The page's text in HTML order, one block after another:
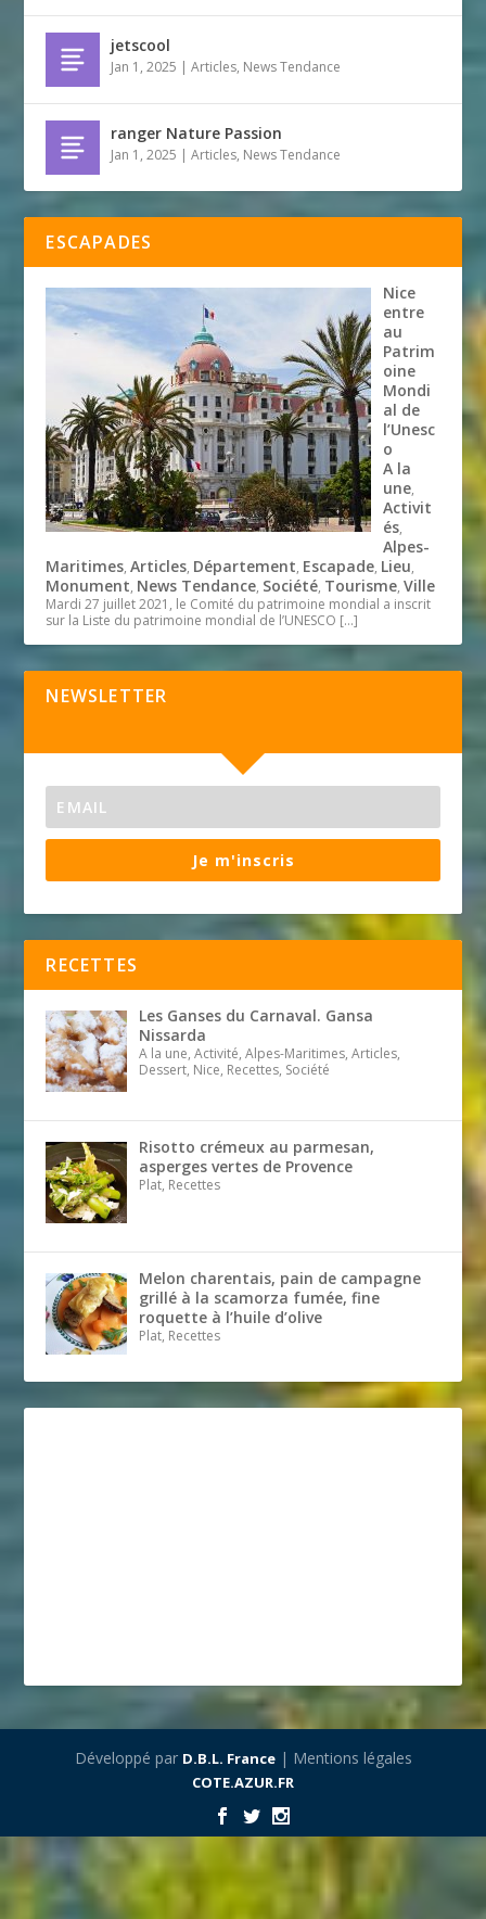
jetscool
Jan 1, 2025 |Articles, News Tendance
ranger Nature Passion
Jan 1, 2025 |Articles, News Tendance
ESCAPADES
Nice
entre
au
Patrim
oine
Mondi
al de
l’Unesc
o
A la
une,
Activit
és,
Alpes-
Maritimes,Articles, Département, Escapade, Lieu,
Monument, News Tendance, Société, Tourisme,Ville
Mardi 27 juillet 2021, le Comité du patrimoine mondial a inscrit
sur la Liste du patrimoine mondial de l’UNESCO […]
NEWSLETTER
Je m'inscris
RECETTES
Les Ganses du Carnaval. Gansa
Nissarda
A la une, Activité, Alpes-Maritimes, Articles,
Dessert, Nice, Recettes, Société
Risotto crémeux au parmesan,
asperges vertes de Provence
Plat, Recettes
Melon charentais, pain de campagne
grillé à la scamorza fumée, fine
roquette à l’huile d’olive
Plat, Recettes
Développé par D.B.L. France| Mentions légales
COTE.AZUR.FR